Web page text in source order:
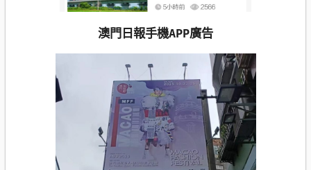
澳門日報手機APP廣告